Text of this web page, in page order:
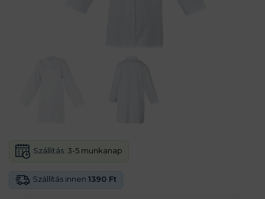
Szállítás innen 1390 Ft
Szállítás: 3-5 munkanap